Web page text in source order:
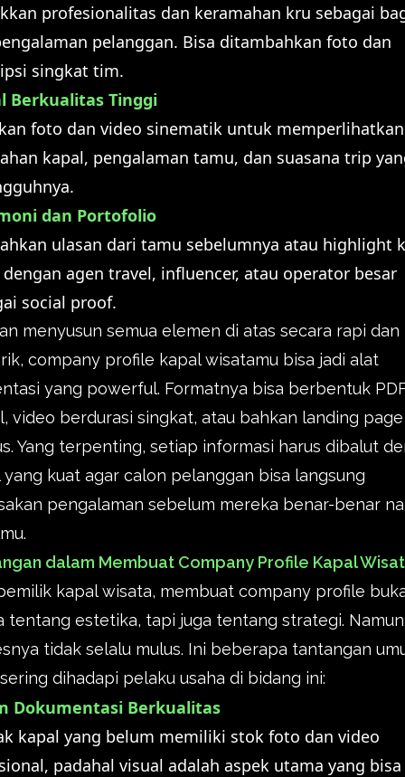
profesionalitas dan keramahan kru sebagai
pelanggan. Bisa ditambahkan foto dan
singkat tim.
Berkualitas Tinggi
foto dan video sinematik untuk memperlihatkan
kapal, pengalaman tamu, dan suasana trip
dan Portofolio
ulasan dari tamu sebelumnya atau highlight
agen travel, influencer, atau operator besar
social proof.
menyusun semua elemen di atas secara rapi dan
company profile kapal wisatamu bisa jadi alat
yang powerful. Formatnya bisa berbentuk
video berdurasi singkat, atau bahkan landing page
Yang terpenting, setiap informasi harus dibalut
yang kuat agar calon pelanggan bisa langsung
pengalaman sebelum mereka benar-benar
dalam Membuat Company Profile Kapal
kapal wisata, membuat company profile
tentang estetika, tapi juga tentang strategi.
tidak selalu mulus. Ini beberapa tantangan
dihadapi pelaku usaha di bidang ini:
Dokumentasi Berkualitas
kapal yang belum memiliki stok foto dan video
padahal visual adalah aspek utama yang bisa